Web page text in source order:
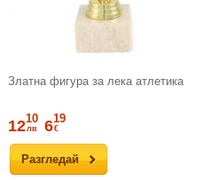
Златна фигура за лека атлетика
Разгледай
1210
лв 619
€